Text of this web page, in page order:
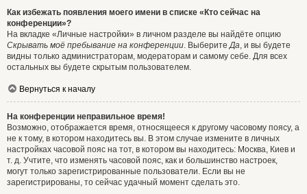
Как избежать появления моего имени в списке «Кто сейчас на
конференции»?
На вкладке «Личные настройки» в личном разделе вы найдёте опцию
Скрывать моё пребывание на конференции. ВыберитеДа, и вы будете
видны только администраторам, модераторам и самому себе. Для всех
остальных вы будете скрытым пользователем.
Вернуться к началу
На конференции неправильное время!
Возможно, отображается время, относящееся к другому часовому поясу, а
не к тому, в котором находитесь вы. В этом случае измените в личных
настройках часовой пояс на тот, в котором вы находитесь: Москва, Киев и
т. д. Учтите, что изменять часовой пояс, как и большинство настроек,
могут только зарегистрированные пользователи. Если вы не
зарегистрированы, то сейчас удачный момент сделать это.